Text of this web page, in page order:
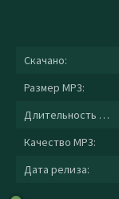
Скачано:
Размер MP3:
Длительность MP3:
Качество MP3:
Дата релиза: